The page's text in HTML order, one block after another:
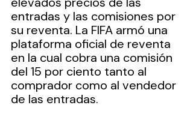
entradas y las comisiones por
su reventa. La FIFA armó una
plataforma oficial de reventa
en la cual cobra una comisión
del 15 por ciento tanto al
comprador como al vendedor
de las entradas.